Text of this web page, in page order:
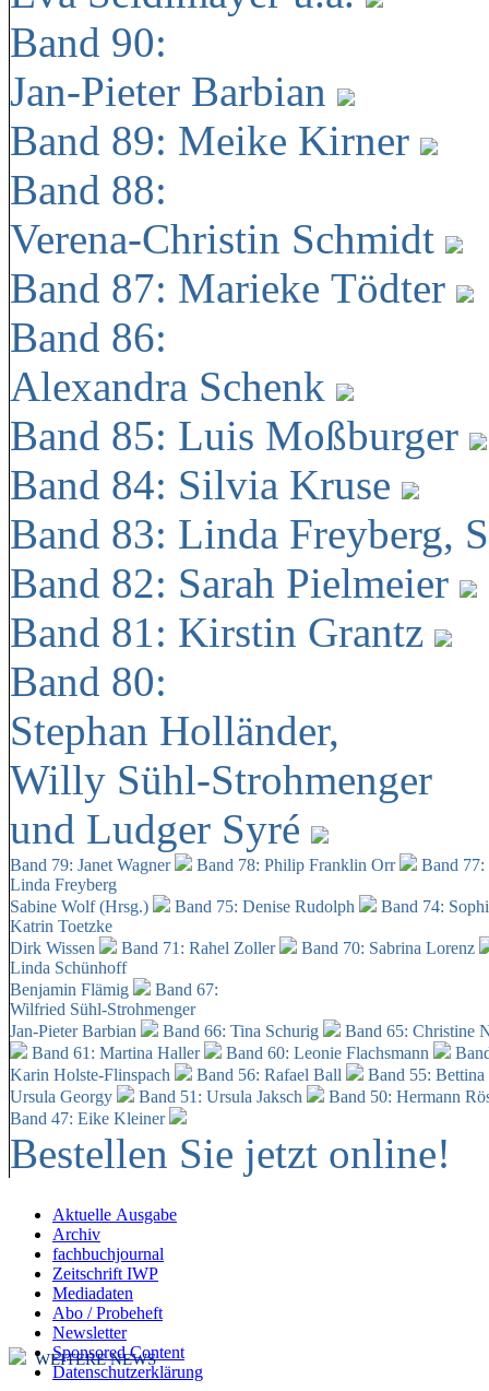
Band 90:
Jan-Pieter Barbian
Band 89: Meike Kirner
Band 88:
Verena-Christin Schmidt
Band 87: Marieke Tödter
Band 86:
Alexandra Schenk
Band 85: Luis Moßburger
Band 84: Silvia Kruse
Band 83: Linda Freyberg,
Band 82: Sarah Pielmeier
Band 81: Kirstin Grantz
Band 80:
Stephan Holländer,
Willy Sühl-Strohmenger
und Ludger Syré
Band 79: Janet Wagner Band 78: Philip Franklin Orr
Band
Linda Freyberg
Sabine Wolf (Hrsg.)
Band 75: Denise Rudolph
Band 74:
Katrin Toetzke
Dirk Wissen
Band 71: Rahel Zoller
Band 70: Sabrina Lorenz
Linda Schünhoff
Benjamin Flämig
Band 67:
Wilfried Sühl-Strohmenger
Jan-Pieter Barbian
Band 66: Tina Schurig
Band 65: Christine
Band 61: Martina Haller
Band 60: Leonie Flachsmann
Karin Holste-Flinspach
Band 56: Rafael Ball
Band 55:
Ursula Georgy
Band 51: Ursula Jaksch Band 50: Hermann
Band 47: Eike Kleiner
Bestellen Sie jetzt online!
Aktuelle Ausgabe
Archiv
fachbuchjournal
Zeitschrift IWP
Mediadaten
Abo / Probeheft
Newsletter
Sponsored Content
Datenschutzerklärung
WEITERE NEWS